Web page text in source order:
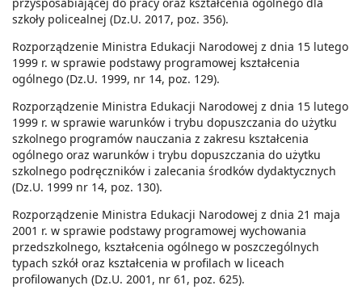
szkoły policealnej (Dz.U. 2017, poz. 356).
Rozporządzenie Ministra Edukacji Narodowej z dnia 15 lutego
1999 r. w sprawie podstawy programowej kształcenia
ogólnego (Dz.U. 1999, nr 14, poz. 129).
Rozporządzenie Ministra Edukacji Narodowej z dnia 15 lutego
1999 r. w sprawie warunków i trybu dopuszczania do użytku
szkolnego programów nauczania z zakresu kształcenia
ogólnego oraz warunków i trybu dopuszczania do użytku
szkolnego podręczników i zalecania środków dydaktycznych
(Dz.U. 1999 nr 14, poz. 130).
Rozporządzenie Ministra Edukacji Narodowej z dnia 21 maja
2001 r. w sprawie podstawy programowej wychowania
przedszkolnego, kształcenia ogólnego w poszczególnych
typach szkół oraz kształcenia w profilach w liceach
profilowanych (Dz.U. 2001, nr 61, poz. 625).